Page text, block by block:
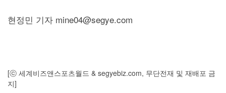
현정민 기자 mine04@segye.com
[ⓒ 세계비즈앤스포츠월드 & segyebiz.com, 무단전재 및 재배포 금
지]